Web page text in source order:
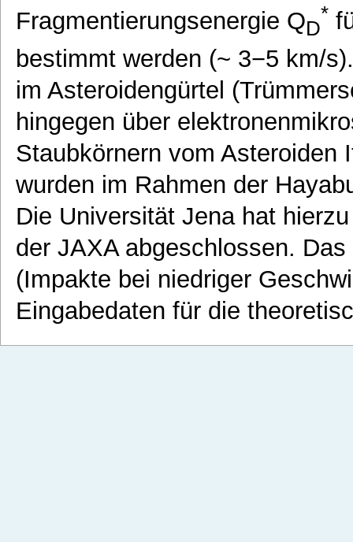
Fragmentierungsenergie QD
*
bestimmt werden (~ 3−5 km/
im Asteroidengürtel
hingegen über
Staubkörnern vom Asteroiden
wurden im Rahmen der
Die Universität Jena hat
der JAXA abgeschlossen.
(Impakte bei niedriger
Eingabedaten für die